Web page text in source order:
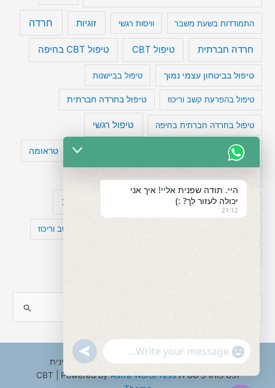
התמודדות בשעת משבר וויסות רגשי זוגיות חרדה
חרדה חברתית טיפול CBT טיפול CBT בחיפה
טיפול בביטחון עצמי נמוך טיפול בביישנות
טיפול בהפרעת קשב וריכוז טיפול בחרדה חברתית
טיפול בחרדה חברתית בחיפה טיפול רגשי
טיפול תרופתי להפרעת קשב טעויות חשיבה טראומה
מפורסמים עם הפרעת קשב עיצות
קומורבידיות להפרעת קשב וריכוז
a
c
Copyright © 2026 ענבל טננבאום - עו"ס קלינית
ופסיכותרפיסטית CBT | Powered byAstra WordPress
היי. תודה שפנית אליי! איך אני
יכולה לעזור לך? :)
21:12
"+chaty_settings.lang.emoji_picker+"
WhatsApp
undefined